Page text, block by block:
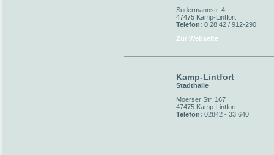
Sudermannstr. 4
47475 Kamp-Lintfort
Telefon: 0 28 42 / 912-290
Zur Webseite
Kamp-Lintfort
Stadthalle
Moerser Str. 167
47475 Kamp-Lintfort
Telefon: 02842 - 33 640